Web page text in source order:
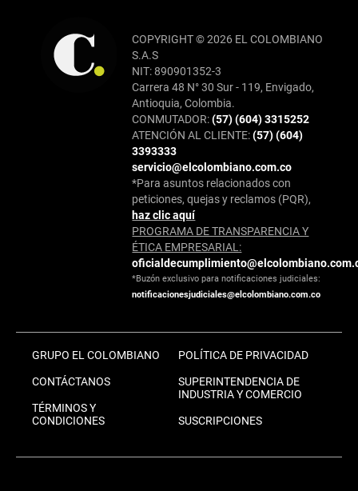
COPYRIGHT © 2026 EL COLOMBIANO
S.A.S
NIT: 890901352-3
Carrera 48 N° 30 Sur - 119, Envigado,
Antioquia, Colombia.
CONMUTADOR:(57) (604) 3315252
ATENCIÓN AL CLIENTE:(57) (604)
3393333
servicio@elcolombiano.com.co
*Para asuntos relacionados con
peticiones, quejas y reclamos (PQR),
haz clic aquí
PROGRAMA DE TRANSPARENCIA Y
ÉTICA EMPRESARIAL:
*Buzón exclusivo para notificaciones judiciales:
notificacionesjudiciales@elcolombiano.com.co
GRUPO EL COLOMBIANO
CONTÁCTANOS
TÉRMINOS Y
CONDICIONES
POLÍTICA DE PRIVACIDAD
SUPERINTENDENCIA DE
INDUSTRIA Y COMERCIO
SUSCRIPCIONES